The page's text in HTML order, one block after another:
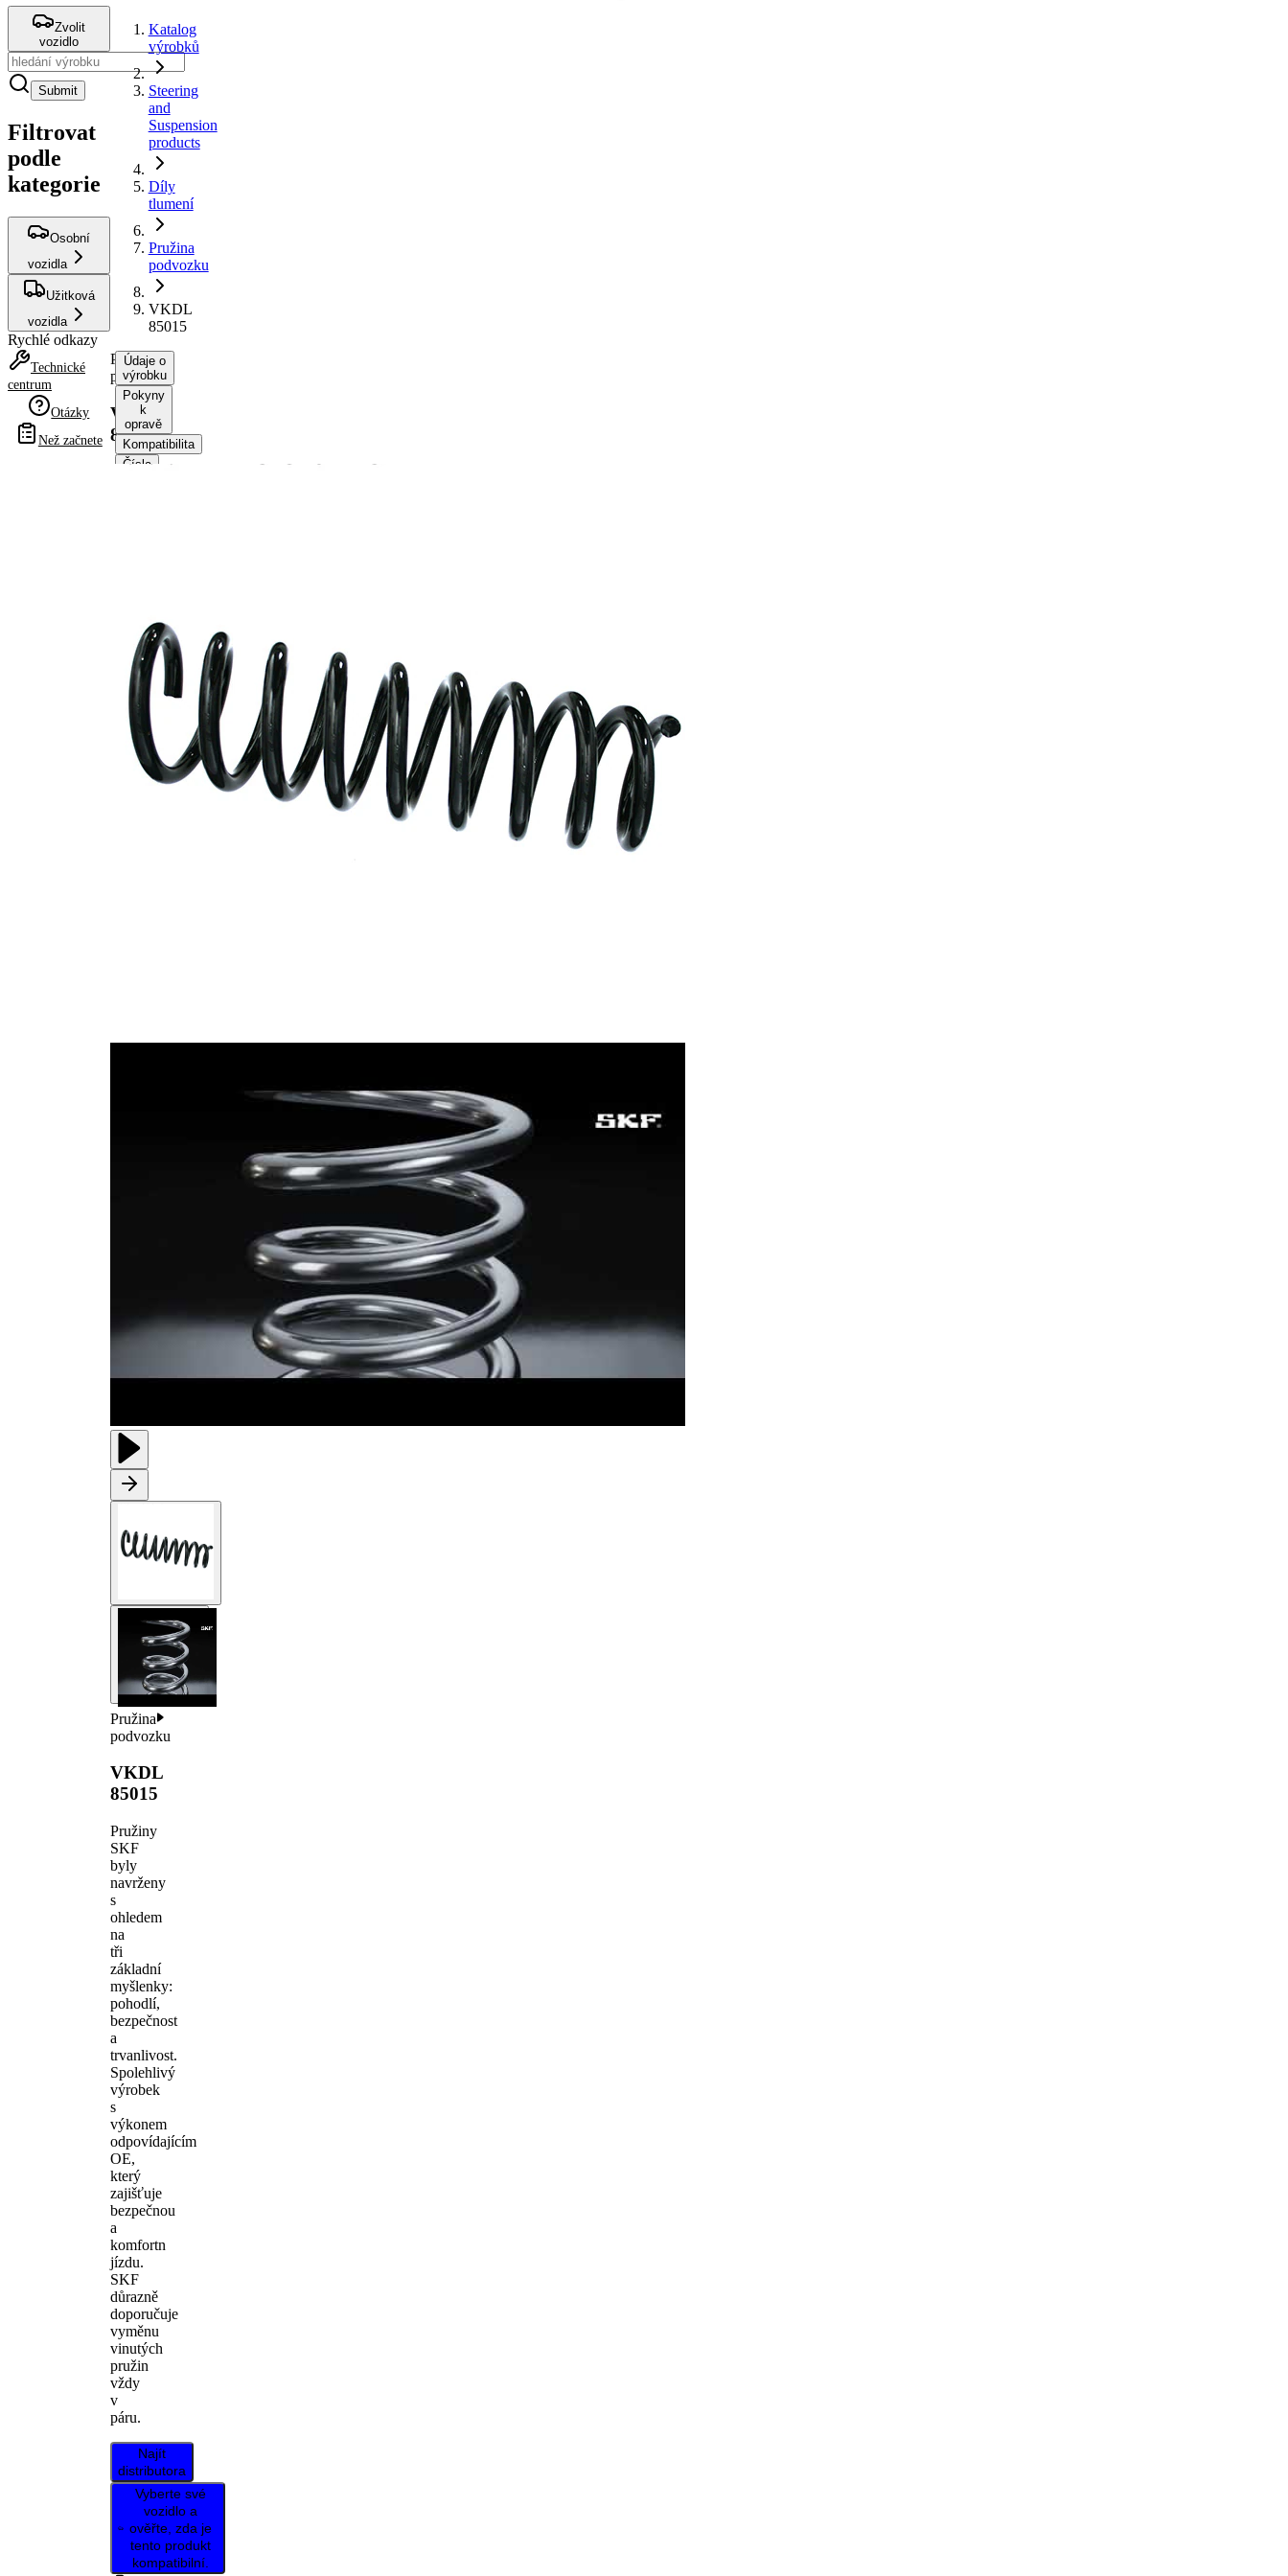
Zvolit
vozidlo
Submit
Filtrovat
podle
kategorie
Osobní
vozidla
Užitková
vozidla
Rychlé odkazy
Technické
centrum
Otázky
Než začnete
Katalog
výrobků
Steering
and
Suspension
products
Díly
tlumení
Pružina
podvozku
VKDL
85015
Pružina
podvozku
VKDL
85015
Pružina
podvozku
VKDL
85015
Pružiny
SKF
byly
navrženy
s
ohledem
na
tři
základní
myšlenky:
pohodlí,
bezpečnost
a
trvanlivost.
Spolehlivý
výrobek
s
výkonem
odpovídajícím
OE,
který
zajišťuje
bezpečnou
a
komfortn
jízdu.
SKF
důrazně
doporučuje
vyměnu
vinutých
pružin
vždy
v
páru.
Najít
distributora
Vyberte své
vozidlo a
ověřte, zda je
tento produkt
kompatibilní.
Údaje o
výrobku
Pokyny
k
opravě
Kompatibilita
Čísla
Hmotnost
2,45 kg
Tvar
pružiny
Šroubovitá
pružina s
konstatním
průměrem
Vnější
průměr
100 mm
Doplňkový
výrobek/
bez
pouzdra